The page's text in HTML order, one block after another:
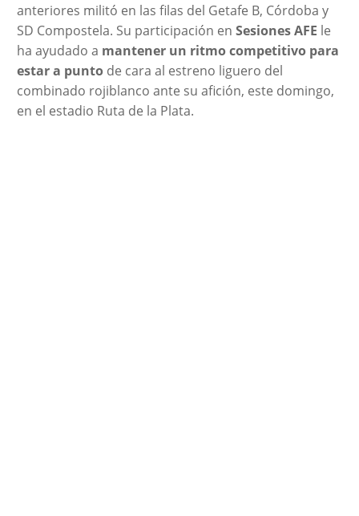
anteriores militó en las filas del Getafe B, Córdoba y
SD Compostela. Su participación en Sesiones AFE le
ha ayudado a mantener un ritmo competitivo para
estar a puntode cara al estreno liguero del
combinado rojiblanco ante su afición, este domingo,
en el estadio Ruta de la Plata.